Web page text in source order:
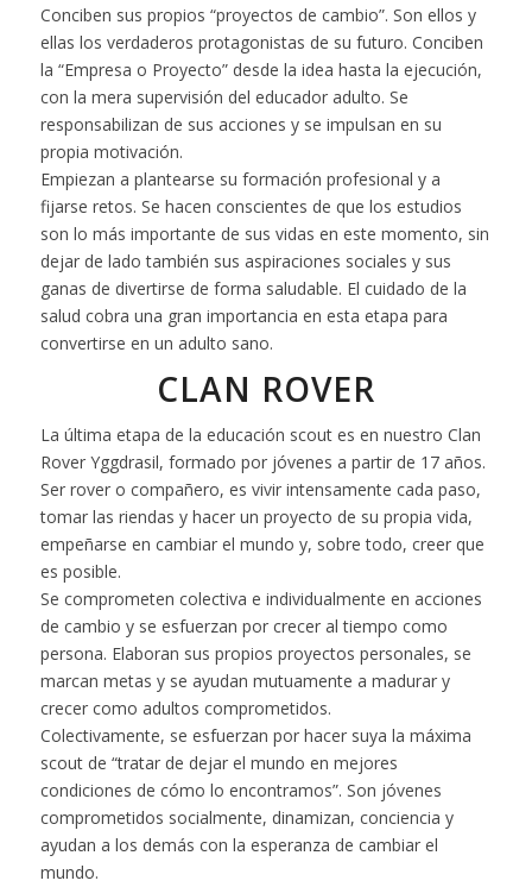
Conciben sus propios “proyectos de cambio”. Son ellos y
ellas los verdaderos protagonistas de su futuro. Conciben
la “Empresa o Proyecto” desde la idea hasta la ejecución,
con la mera supervisión del educador adulto. Se
responsabilizan de sus acciones y se impulsan en su
propia motivación.
Empiezan a plantearse su formación profesional y a
fijarse retos. Se hacen conscientes de que los estudios
son lo más importante de sus vidas en este momento, sin
dejar de lado también sus aspiraciones sociales y sus
ganas de divertirse de forma saludable. El cuidado de la
salud cobra una gran importancia en esta etapa para
convertirse en un adulto sano.
CLAN ROVER
La última etapa de la educación scout es en nuestro Clan
Rover Yggdrasil, formado por jóvenes a partir de 17 años.
Ser rover o compañero, es vivir intensamente cada paso,
tomar las riendas y hacer un proyecto de su propia vida,
empeñarse en cambiar el mundo y, sobre todo, creer que
es posible.
Se comprometen colectiva e individualmente en acciones
de cambio y se esfuerzan por crecer al tiempo como
persona. Elaboran sus propios proyectos personales, se
marcan metas y se ayudan mutuamente a madurar y
crecer como adultos comprometidos.
Colectivamente, se esfuerzan por hacer suya la máxima
scout de “tratar de dejar el mundo en mejores
condiciones de cómo lo encontramos”. Son jóvenes
comprometidos socialmente, dinamizan, conciencia y
ayudan a los demás con la esperanza de cambiar el
mundo.